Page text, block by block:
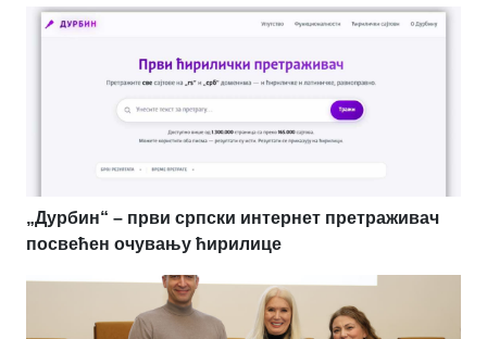
„Дурбин“ – први српски интернет претраживач
посвећен очувању ћирилице